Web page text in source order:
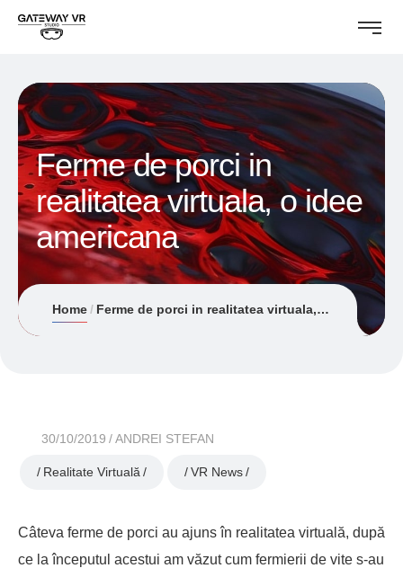
Ferme de porci in
realitatea virtuala, o idee
americana
Home Ferme de porci in realitatea virtuala, o idee americana
30/10/2019 ANDREI STEFAN
Realitate Virtuală VR News
Câteva ferme de porci au ajuns în realitatea virtuală, după
ce la începutul acestui am văzut cum fermierii de vite s-au